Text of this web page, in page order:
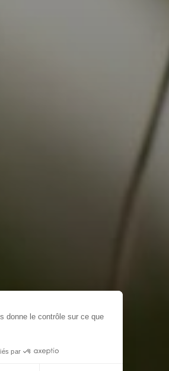
donne le contrôle sur ce que
par